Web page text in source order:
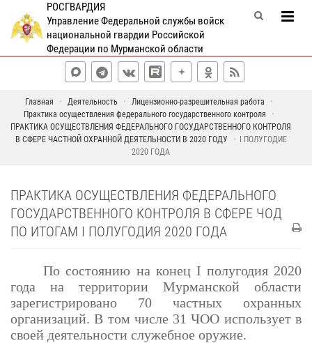
РОСГВАРДИЯ
Управление Федеральной службы войск
национальной гвардии Российской
Федерации по Мурманской области
Главная Деятельность
Лицензионно-разрешительная работа
Практика осуществления федерального государственного контроля
ПРАКТИКА ОСУЩЕСТВЛЕНИЯ ФЕДЕРАЛЬНОГО ГОСУДАРСТВЕННОГО КОНТРОЛЯ
В СФЕРЕ ЧАСТНОЙ ОХРАННОЙ ДЕЯТЕЛЬНОСТИ В 2020 ГОДУ
I ПОЛУГОДИЕ
2020 ГОДА
ПРАКТИКА ОСУЩЕСТВЛЕНИЯ ФЕДЕРАЛЬНОГО
ГОСУДАРСТВЕННОГО КОНТРОЛЯ В СФЕРЕ ЧОД
ПО ИТОГАМ I ПОЛУГОДИЯ 2020 ГОДА
По состоянию на конец I полугодия 2020
года на территории Мурманской области
зарегистрировано 70 частных охранных
организаций. В том числе 31 ЧОО использует в
своей деятельности служебное оружие.